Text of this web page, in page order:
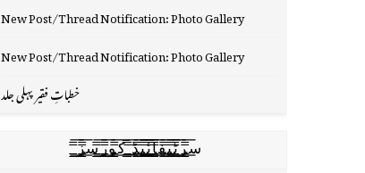
New Post/Thread Notification: Photo Gallery
New Post/Thread Notification: Photo Gallery
خطباتِ فقیر پہلی جلد
س̳̿͟͞ر̳̿͟͞ٹ̳̿͟͞ی̳̿͟͞ف̳̿͟͞ا̳̿͟͞ي̳̳̿ٔ̿͟͟͞͞ی̳̿͟͞ڈ̳̿͟͞ ̳̿͟͞ک̳̿͟͞و̳̿͟͞ر̳̿͟͞س̳̿͟͞ز̳̿͟͞